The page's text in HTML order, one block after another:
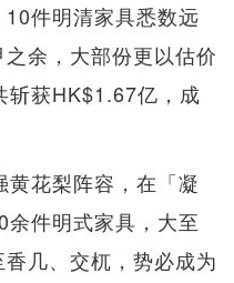
件明清家具悉数远
余，大部份更以估价
斩获HK$1.67亿，成
花梨阵容，在「凝
件明式家具，大至
几、交杌，势必成为